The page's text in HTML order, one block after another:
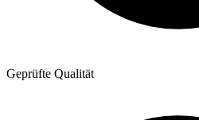
Geprüfte Qualität